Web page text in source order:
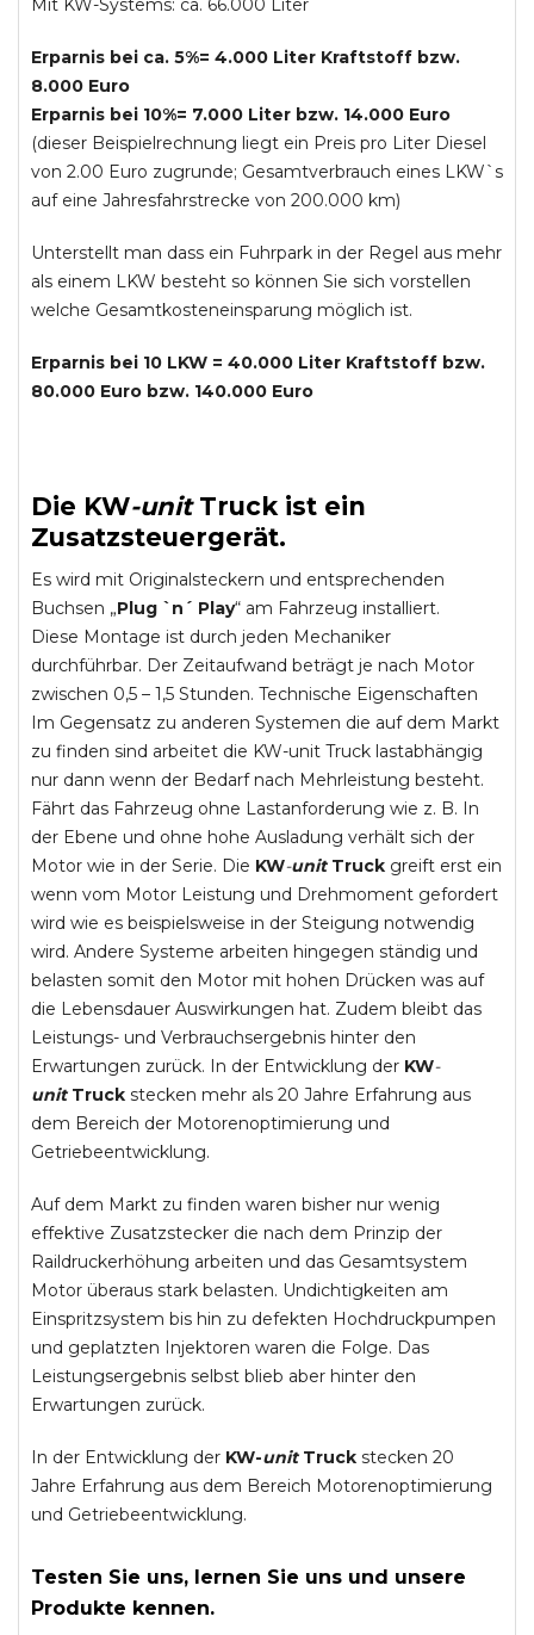
Mit KW-Systems: ca. 66.000 Liter
Erparnis bei ca. 5%= 4.000 Liter Kraftstoff bzw.
8.000 Euro
Erparnis bei 10%= 7.000 Liter bzw. 14.000 Euro
(dieser Beispielrechnung liegt ein Preis pro Liter Diesel
von 2.00 Euro zugrunde; Gesamtverbrauch eines LKW`s
auf eine Jahresfahrstrecke von 200.000 km)
Unterstellt man dass ein Fuhrpark in der Regel aus mehr
als einem LKW besteht so können Sie sich vorstellen
welche Gesamtkosteneinsparung möglich ist.
Erparnis bei 10 LKW = 40.000 Liter Kraftstoff bzw.
80.000 Euro bzw. 140.000 Euro
Die KW-unit Truckist ein
Zusatzsteuergerät.
Es wird mit Originalsteckern und entsprechenden
Buchsen „Plug `n´ Play“ am Fahrzeug installiert.
Diese Montage ist durch jeden Mechaniker
durchführbar. Der Zeitaufwand beträgt je nach Motor
zwischen 0,5 – 1,5 Stunden. Technische Eigenschaften
Im Gegensatz zu anderen Systemen die auf dem Markt
zu finden sind arbeitet die KW-unit Truck lastabhängig
nur dann wenn der Bedarf nach Mehrleistung besteht.
Fährt das Fahrzeug ohne Lastanforderung wie z. B. In
der Ebene und ohne hohe Ausladung verhält sich der
Motor wie in der Serie. Die KW-unit Truck greift erst ein
wenn vom Motor Leistung und Drehmoment gefordert
wird wie es beispielsweise in der Steigung notwendig
wird. Andere Systeme arbeiten hingegen ständig und
belasten somit den Motor mit hohen Drücken was auf
die Lebensdauer Auswirkungen hat. Zudem bleibt das
Leistungs- und Verbrauchsergebnis hinter den
Erwartungen zurück. In der Entwicklung der KW-
unit Truck stecken mehr als 20 Jahre Erfahrung aus
dem Bereich der Motorenoptimierung und
Getriebeentwicklung.
Auf dem Markt zu finden waren bisher nur wenig
effektive Zusatzstecker die nach dem Prinzip der
Raildruckerhöhung arbeiten und das Gesamtsystem
Motor überaus stark belasten. Undichtigkeiten am
Einspritzsystem bis hin zu defekten Hochdruckpumpen
und geplatzten Injektoren waren die Folge. Das
Leistungsergebnis selbst blieb aber hinter den
Erwartungen zurück.
In der Entwicklung der KW-unitTruck stecken 20
Jahre Erfahrung aus dem Bereich Motorenoptimierung
und Getriebeentwicklung.
Testen Sie uns, lernen Sie uns und unsere
Produkte kennen.